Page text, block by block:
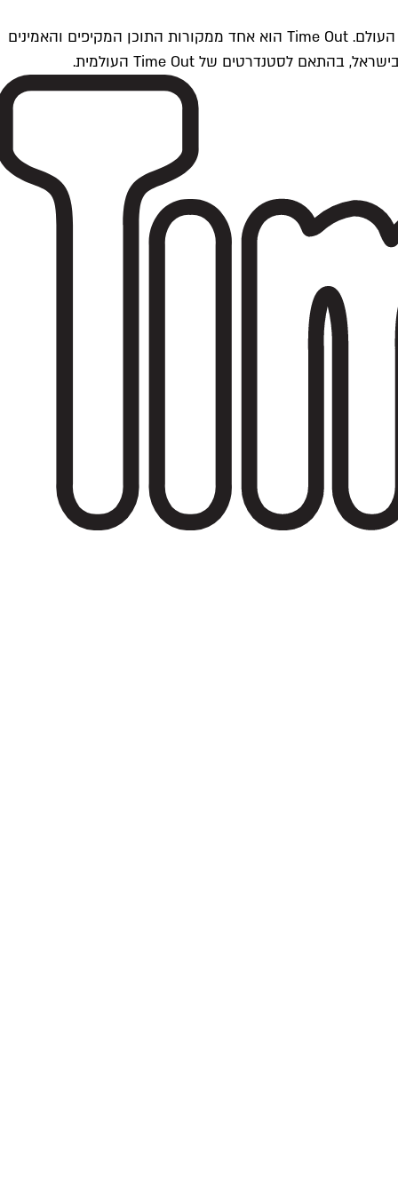
Time Outתל אביב הוא חלק מרשת Time Out Global — רשת מדיה בינלאומית הפועלת ב-360 ערים מרכזיות וב-60 מדינות ברחבי העולם. Time Out הוא אחד ממקורות התוכן המקיפים והאמינים